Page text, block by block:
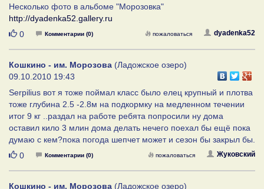
Несколько фото в альбоме "Морозовка"
http://dyadenka52.gallery.ru
Нравится
0 Комментарии (0) dyadenka52
пожаловаться
Кошкино - им. Морозова (Ладожское озеро)
09.10.2010 19:43
Serpilius вот я тоже поймал класс было елец крупный и плотва
тоже глубина 2.5 -2.8м на подкормку на медленном течении
итог 9 кг ..раздал на работе ребята попросили ну дома
оставил кило 3 млин дома делать нечего поехал бы ещё пока
думаю с кем?пока погода шепчет может и сезон бы закрыл бы.
Нравится
0 Комментарии (0) Жуковский
пожаловаться
Кошкино - им. Морозова (Ладожское озеро)